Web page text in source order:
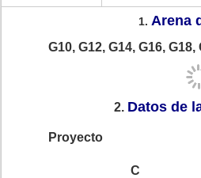
1. Arena
G10, G12, G14, G16, G18,
2. Datos de
Proyecto
C